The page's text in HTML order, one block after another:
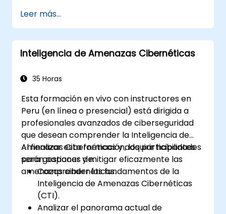
Leer más...
Inteligencia de Amenazas Cibernéticas
35 Horas
Esta formación en vivo con instructores en
Peru (en línea o presencial) está dirigida a
profesionales avanzados de ciberseguridad
que desean comprender la Inteligencia de
Amenazas Cibernéticas y adquirir habilidades
para gestionar y mitigar eficazmente las
amenazas cibernéticas.
Al finalizar esta formación, los participantes
serán capaces de:
Comprender los fundamentos de la
Inteligencia de Amenazas Cibernéticas
(CTI).
Analizar el panorama actual de